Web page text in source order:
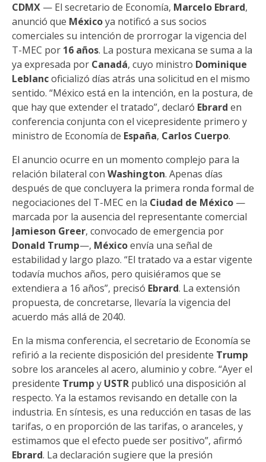
CDMX — El secretario de Economía, Marcelo Ebrard,
anunció que Méxicoya notificó a sus socios
comerciales su intención de prorrogar la vigencia del
T-MEC por 16 años. La postura mexicana se suma a la
ya expresada por Canadá, cuyo ministro Dominique
Leblancoficializó días atrás una solicitud en el mismo
sentido. “México está en la intención, en la postura, de
que hay que extender el tratado”, declaró Ebrard en
conferencia conjunta con el vicepresidente primero y
ministro de Economía de España, Carlos Cuerpo.
El anuncio ocurre en un momento complejo para la
relación bilateral con Washington. Apenas días
después de que concluyera la primera ronda formal de
negociaciones del T-MEC en la Ciudad de México —
marcada por la ausencia del representante comercial
Jamieson Greer, convocado de emergencia por
Donald Trump—, Méxicoenvía una señal de
estabilidad y largo plazo. “El tratado va a estar vigente
todavía muchos años, pero quisiéramos que se
extendiera a 16 años”, precisó Ebrard. La extensión
propuesta, de concretarse, llevaría la vigencia del
acuerdo más allá de 2040.
En la misma conferencia, el secretario de Economía se
refirió a la reciente disposición del presidente Trump
sobre los aranceles al acero, aluminio y cobre. “Ayer el
presidente Trump y USTR publicó una disposición al
respecto. Ya la estamos revisando en detalle con la
industria. En síntesis, es una reducción en tasas de las
tarifas, o en proporción de las tarifas, o aranceles, y
estimamos que el efecto puede ser positivo”, afirmó
Ebrard. La declaración sugiere que la presión